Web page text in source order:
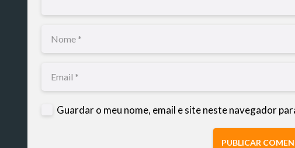
Guardar o meu nome, email e site neste navegador
PUBLICAR